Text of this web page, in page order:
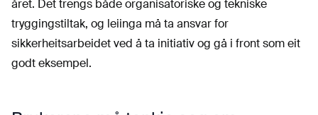
året. Det trengs både organisatoriske og tekniske
tryggingstiltak, og leiinga må ta ansvar for
sikkerheitsarbeidet ved å ta initiativ og gå i front som eit
godt eksempel.